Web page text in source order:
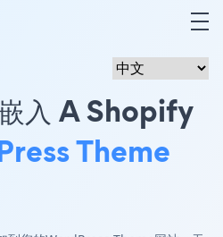
入 A Shopify
Theme